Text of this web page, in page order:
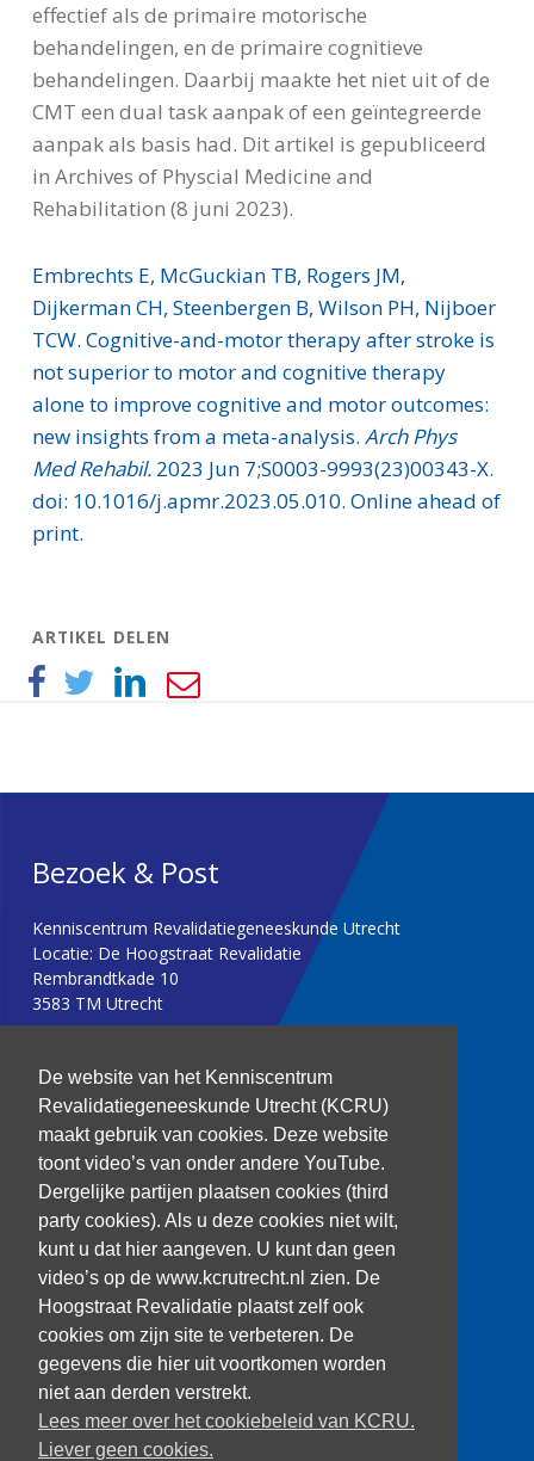
De website van het Kenniscentrum
Revalidatiegeneeskunde Utrecht (KCRU)
maakt gebruik van cookies. Deze website
toont video’s van onder andere YouTube.
Dergelijke partijen plaatsen cookies (third
party cookies). Als u deze cookies niet wilt,
kunt u dat hier aangeven. U kunt dan geen
video’s op de www.kcrutrecht.nl zien. De
Hoogstraat Revalidatie plaatst zelf ook
cookies om zijn site te verbeteren. De
gegevens die hier uit voortkomen worden
niet aan derden verstrekt.
Lees meer over het cookiebeleid van KCRU.
Liever geen cookies.
effectief als de primaire motorische
behandelingen, en de primaire cognitieve
behandelingen. Daarbij maakte het niet uit of de
CMT een dual task aanpak of een geïntegreerde
aanpak als basis had. Dit artikel is gepubliceerd
in Archives of Physcial Medicine and
Rehabilitation (8 juni 2023).
Embrechts E, McGuckian TB, Rogers JM,
Dijkerman CH, Steenbergen B, Wilson PH, Nijboer
TCW. Cognitive-and-motor therapy after stroke is
not superior to motor and cognitive therapy
alone to improve cognitive and motor outcomes:
new insights from a meta-analysis. Arch Phys
Med Rehabil.2023 Jun 7;S0003-9993(23)00343-X.
doi: 10.1016/j.apmr.2023.05.010. Online ahead of
print.
ARTIKEL DELEN
Bezoek & Post
Kenniscentrum Revalidatiegeneeskunde Utrecht
Locatie: De Hoogstraat Revalidatie
Rembrandtkade 10
3583 TM Utrecht
kenniscentrum@dehoogstraat.nl
Over het KCRU
Samenwerkingen
Onze onderzoekers
Procedure onderzoeker
Volg ons